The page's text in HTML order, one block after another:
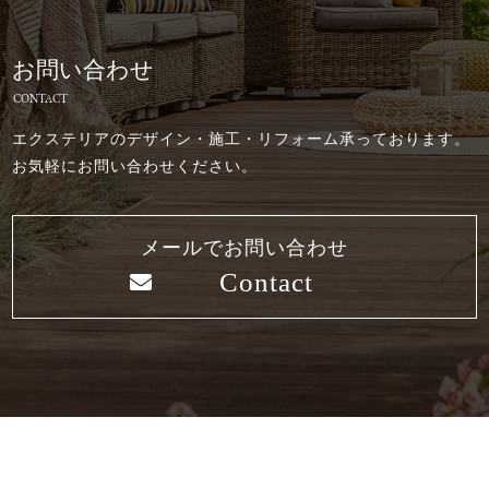
お問い合わせ
CONTACT
エクステリアのデザイン・施工・リフォーム承っております。
お気軽にお問い合わせください。
メールでお問い合わせ
Contact